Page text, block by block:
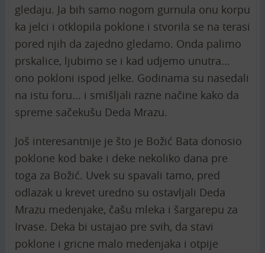
gledaju. Ja bih samo nogom gurnula onu korpu
ka jelci i otklopila poklone i stvorila se na terasi
pored njih da zajedno gledamo. Onda palimo
prskalice, ljubimo se i kad udjemo unutra...
ono pokloni ispod jelke. Godinama su nasedali
na istu foru... i smišljali razne načine kako da
spreme sačekušu Deda Mrazu.
Još interesantnije je što je Božić Bata donosio
poklone kod bake i deke nekoliko dana pre
toga za Božić. Uvek su spavali tamo, pred
odlazak u krevet uredno su ostavljali Deda
Mrazu medenjake, čašu mleka i šargarepu za
Irvase. Deka bi ustajao pre svih, da stavi
poklone i gricne malo medenjaka i otpije